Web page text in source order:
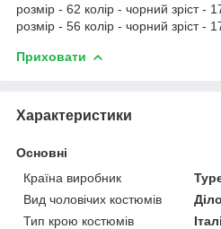
розмір - 62 колір - чорний зріст -
розмір - 56 колір - чорний зріст -
Приховати
Характеристики
Основні
Країна виробник
Вид чоловічих костюмів
Тип крою костюмів